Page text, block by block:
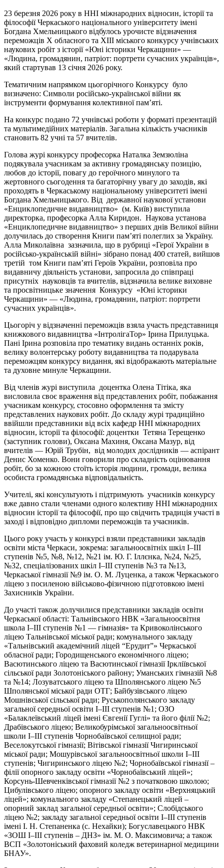
23 березня 2026 року в ННІ міжнародних відносин, історії та
філософії Черкаського національного університету імені
Богдана Хмельницького відбулось урочисте відзначення
переможців Х обласного та ХІІІ міського конкурсу учнівських
наукових робіт з історії «Юні історики Черкащини» —
«Людина, громадянин, патріот: портрети сучасних українців»,
який стартував 13 січня 2026 року.
Тематичним напрямком цьогорічного Конкурсу було
визначено: Символи російсько-української війни як
інструменти формування колективної пам’яті.
На конкурс подано 72 учнівські роботи у форматі презентацій
та мультимедійних матеріалів. Загальна кількість учасників
становить 82 учні та 57 вчителів.
Голова журі конкурсу професорка Наталка Земзюліна
подякувала учасникам за активну громадянську позицію,
любов до історії, повагу до героїчного минулого та
жертовного сьогодення та багаторічну увагу до заходів, які
проходять в Черкаському національному університеті імені
Богдана Хмельницького. Від державної наукової установи
«Енциклопедичне видавництво» (м. Київ) виступила
директорка, професорка Алла Киридон. Наукова установа
«Енциклопедичне видавництво» з перших днів Великої війни
долучилась до створення Книги пам’яті полеглих за Україну.
Алла Миколаївна зазначила, що в рубриці «Герої України в
російсько-українській війні» зібрано понад 400 статей, вийшов
третій том Книги пам’яті Героїв України, розповіла про
видавничу діяльність установи, запросила до співпраці
присутніх науковців та вчителів, відзначила велике виховне
та просвітницьке значення Конкурсу «Юні історики
Черкащини» — «Людина, громадянин, патріот: портрети
сучасних українців».
Цьогоріч у відзначенні переможців взяла участь представниця
книжкового видавництва «ІнтролігаТор» Ірина Прилуцька.
Пані Ірина розповіла про тематику видань останніх років,
велику волонтерську роботу видавництва та подарувала
переможцям конкурсу видання, які відображають матеріальне
та духовне минуле Черкащини.
Від членів журі виступила доцентка Олена Тітіка, яка
висловила своє враження від представлених робіт, побажання
учасникам конкурсу, стосовно оформлення та змісту
представлених наукових робіт. До складу журі традиційно
ввійшли представники від всіх кафедр ННІ міжнародних
відносин, історії та філософії: доцентки Тетяна Терещенко
(заступник голови), Оксана Махиня, Оксана Мазур, від
вчителів — Юрій Трубін, від молодих дослідників — аспірант
Денис Хоменко. Вони говорили про складність оцінювання
робіт, бо за кожною стоїть історія людини, громади, велика
особиста громадянська відповідальність.
Учителі, які консультують і підтримують учасників конкурсу
вже давно стали членами одного колективу ННІ міжнародних
відносин історії та філософії, про що свідчить традиція участі в
заході і відповідно дипломи переможців та учасників.
Цього року участь у конкурсі взяли представники закладів
освіти міста Черкаси, зокрема: загальноосвітніх шкіл І–ІІІ
ступенів №5, №8, №12, №21 ім. Ю. Г. Іллєнка, №24, №25,
№32, спеціалізованих шкіл І–ІІІ ступенів №3 та №13,
Черкаської гімназії №9 ім. О. М. Луценка, а також Черкаського
ліцею з посиленою військово-фізичною підготовкою імені
Захисників України.
До участі також долучилися представники закладів освіти
Черкаської області: Тальнівського НВК «Загальноосвітня
школа І–ІІІ ступенів №1 — гімназія» та Кривоколінського
ліцею Тальнівської міської ради; комунального закладу
«Тальнівський академічний ліцей “Ерудит”» Черкаської
обласної ради; Городищенського економічного ліцею;
Васютинського ліцею та Васютинської гімназії Іркліївської
сільської ради Золотоніського району; Уманських гімназій №8
та №14; Лозуватського ліцею та Шполянського ліцею №5
Шполянської міської ради ОТГ; Байбузівського ліцею
Мошнівської сільської ради; Руськополянського закладу
загальної середньої освіти І–ІІІ ступенів №1; ОЗО
«Балаклеївський ліцей імені Євгенії Гуглі» та його філії №2;
Драбівського ліцею; Великобурімської загальноосвітньої
школи І–ІІІ ступенів Чорнобаївської селищної ради;
Веселокутської гімназії; Вітівської гімназії Чигиринської
міської ради; Мошурівської загальноосвітньої школи І–ІІІ
ступенів; Чигиринського ліцею №2; Чорнобаївської гімназії –
філії опорного закладу освіти «Чорнобаївський ліцей»;
Корсунь-Шевченківської гімназії №2 з початковою школою;
Цибулівського ліцею; опорного закладу освіти «Верхняцький
ліцей»; комунального закладу «Степанецький ліцей –
опорний заклад загальної середньої освіти»; Слобідського
ліцею №2; закладу загальної середньої освіти І–ІІІ ступенів
імені І. Н. Степаненка (с. Нехайки); Богуславецького НВК
«ЗОШ І–ІІІ ступенів – ДНЗ» ім. М. О. Максимовича; а також
ВСП «Золотоніський фаховий коледж ветеринарної медицини
БНАУ».